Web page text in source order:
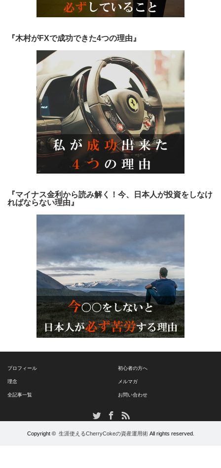
『木村がFXで成功できた4つの理由』
『マイナス金利から読み解く！今、日本人が投資をしなけ
ればならない理由』
プロフィール 初心者の方へ
理念 メルマガ
全記事一覧 お問い合わせ
TwitterFacebook
Copyright © 生涯使えるCherryCokeの資産運用術All rights reserved.